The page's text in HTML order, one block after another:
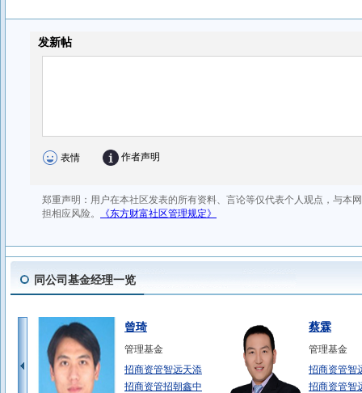
同公司基金经理一览
曾琦
管理基金
招商资管智远天添
招商资管招朝鑫中
蔡霖
管理基金
招商资管智
招商资管智